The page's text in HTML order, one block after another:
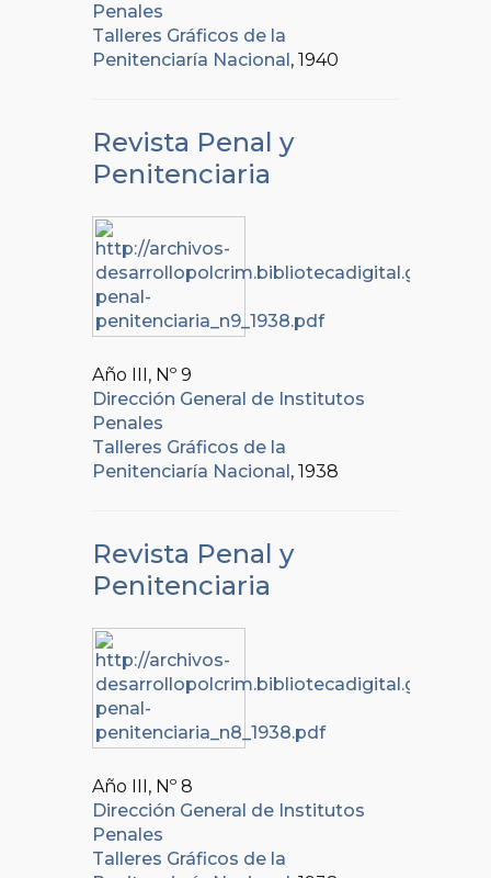
Penales
Talleres Gráficos de la
Penitenciaría Nacional , 1940
Revista Penal y
Penitenciaria
Año III, Nº 9
Dirección General de Institutos
Penales
Talleres Gráficos de la
Penitenciaría Nacional , 1938
Revista Penal y
Penitenciaria
Año III, Nº 8
Dirección General de Institutos
Penales
Talleres Gráficos de la